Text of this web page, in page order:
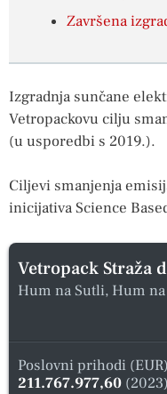
Završena
Izgradnja sunčane
Vetropackovu cilju
(u usporedbi s 2019.).
Ciljevi smanjenja
inicijativa Science
Vetropack Straža
Hum na Sutli, Hum
Poslovni prihodi
211.767.977,60 (2023)